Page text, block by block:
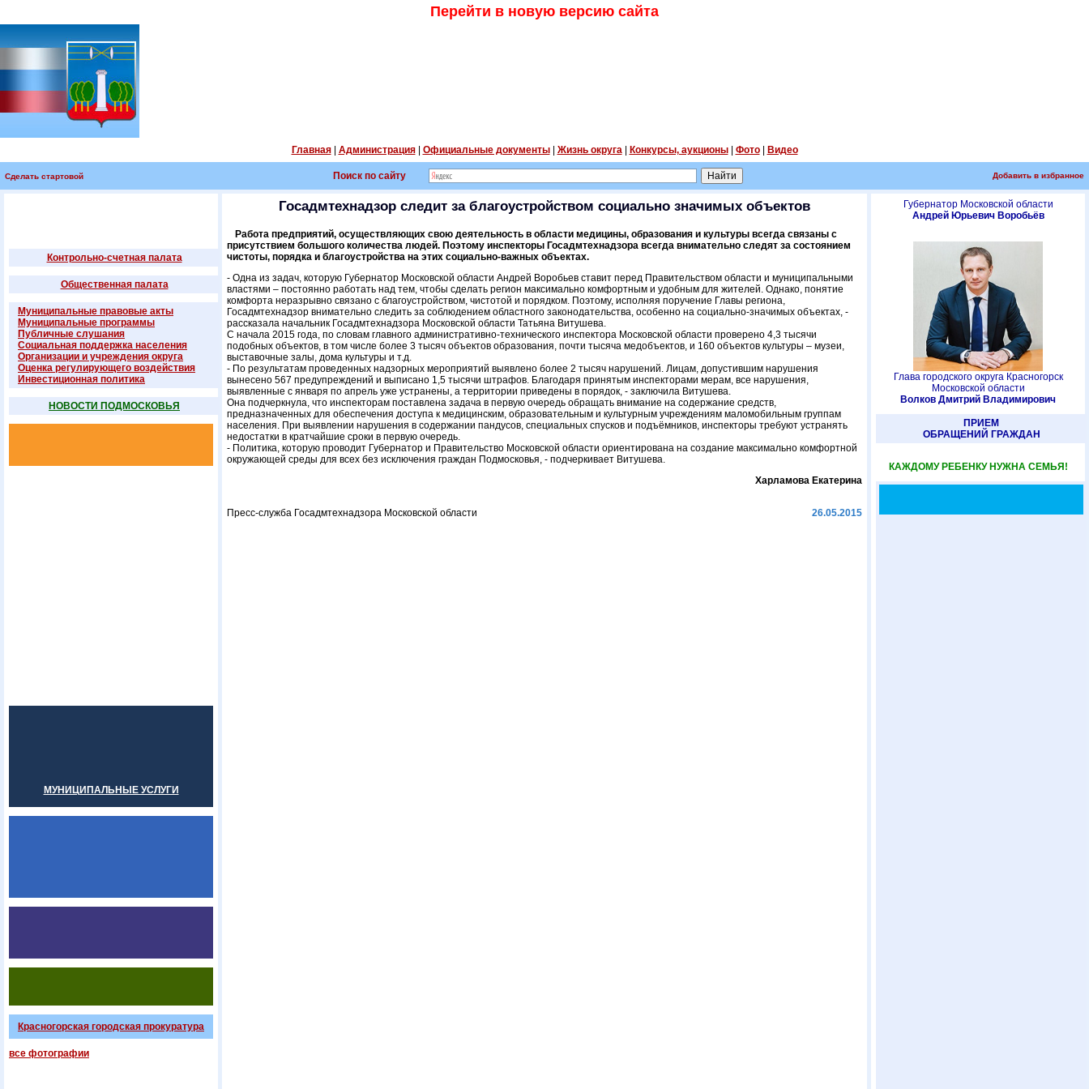
Перейти в новую версию сайта
Главная| Администрация| Официальные документы| Жизнь округа| Конкурсы, аукционы| Фото| Видео
Сделать стартовой Поиск по сайту Добавить в избранное
Контрольно-счетная палата
Общественная палата
Муниципальные правовые акты
Муниципальные программы
Публичные слушания
Социальная поддержка населения
Организации и учреждения округа
Оценка регулирующего воздействия
Инвестиционная политика
НОВОСТИ ПОДМОСКОВЬЯ
МУНИЦИПАЛЬНЫЕ УСЛУГИ
Красногорская городская прокуратура
все фотографии
Госадмтехнадзор следит за благоустройством социально значимых объектов
Работа предприятий, осуществляющих свою деятельность в области медицины, образования и культуры всегда связаны с
присутствием большого количества людей. Поэтому инспекторы Госадмтехнадзора всегда внимательно следят за состоянием
чистоты, порядка и благоустройства на этих социально-важных объектах.
- Одна из задач, которую Губернатор Московской области Андрей Воробьев ставит перед Правительством области и муниципальными
властями – постоянно работать над тем, чтобы сделать регион максимально комфортным и удобным для жителей. Однако, понятие
комфорта неразрывно связано с благоустройством, чистотой и порядком. Поэтому, исполняя поручение Главы региона,
Госадмтехнадзор внимательно следить за соблюдением областного законодательства, особенно на социально-значимых объектах, -
рассказала начальник Госадмтехнадзора Московской области Татьяна Витушева.
С начала 2015 года, по словам главного административно-технического инспектора Московской области проверено 4,3 тысячи
подобных объектов, в том числе более 3 тысяч объектов образования, почти тысяча медобъектов, и 160 объектов культуры – музеи,
выставочные залы, дома культуры и т.д.
- По результатам проведенных надзорных мероприятий выявлено более 2 тысяч нарушений. Лицам, допустившим нарушения
вынесено 567 предупреждений и выписано 1,5 тысячи штрафов. Благодаря принятым инспекторами мерам, все нарушения,
выявленные с января по апрель уже устранены, а территории приведены в порядок, - заключила Витушева.
Она подчеркнула, что инспекторам поставлена задача в первую очередь обращать внимание на содержание средств,
предназначенных для обеспечения доступа к медицинским, образовательным и культурным учреждениям маломобильным группам
населения. При выявлении нарушения в содержании пандусов, специальных спусков и подъёмников, инспекторы требуют устранять
недостатки в кратчайшие сроки в первую очередь.
- Политика, которую проводит Губернатор и Правительство Московской области ориентирована на создание максимально комфортной
окружающей среды для всех без исключения граждан Подмосковья, - подчеркивает Витушева.
Харламова Екатерина
Пресс-служба Госадмтехнадзора Московской области 26.05.2015
Губернатор Московской области
Андрей Юрьевич Воробьёв
Глава городского округа Красногорск
Московской области
Волков Дмитрий Владимирович
ПРИЕМ
ОБРАЩЕНИЙ ГРАЖДАН
КАЖДОМУ РЕБЕНКУ НУЖНА СЕМЬЯ!